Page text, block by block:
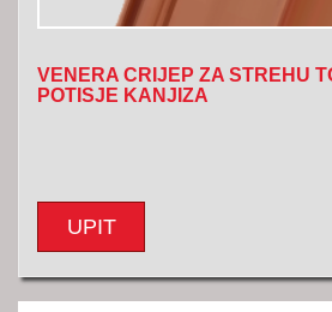
VENERA CRIJEP ZA STREHU
POTISJE KANJIZA
UPIT